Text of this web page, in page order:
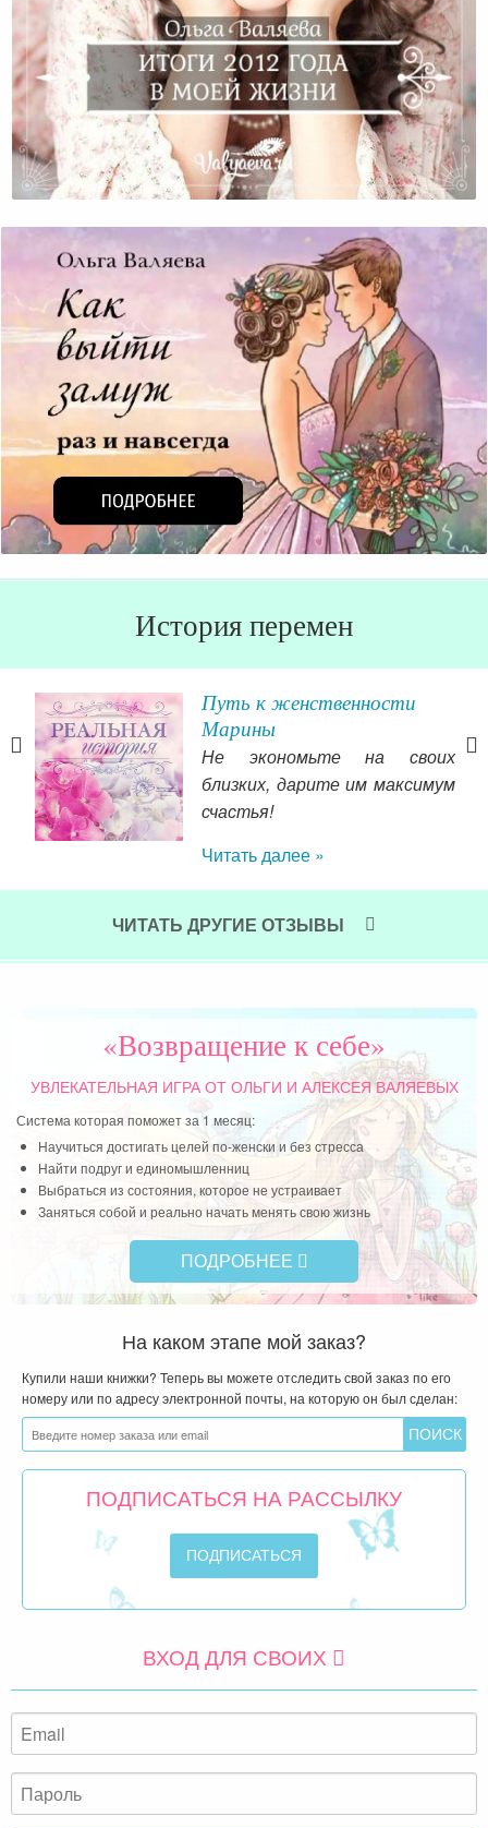
Итоги 2012 Года В Моей Жизни
История перемен
Путь к женственности
Марины
Не экономьте на своих
близких, дарите им максимум
счастья!
Читать далее »
ЧИТАТЬ ДРУГИЕ ОТЗЫВЫ
«Возвращение к себе»
УВЛЕКАТЕЛЬНАЯ ИГРАОТ ОЛЬГИ И АЛЕКСЕЯ ВАЛЯЕВЫХ
Система которая поможет за 1 месяц:
Научиться достигать целей по-женски и без стресса
Найти подруг и единомышленниц
Выбраться из состояния, которое не устраивает
Заняться собой и реально начать менять свою жизнь
ПОДРОБНЕЕ
На каком этапе мой заказ?
Купили наши книжки? Теперь вы можете отследить свой заказ по его
номеру или по адресу электронной почты, на которую он был сделан:
ПОДПИСАТЬСЯ НА РАССЫЛКУ
ВХОД ДЛЯ СВОИХ